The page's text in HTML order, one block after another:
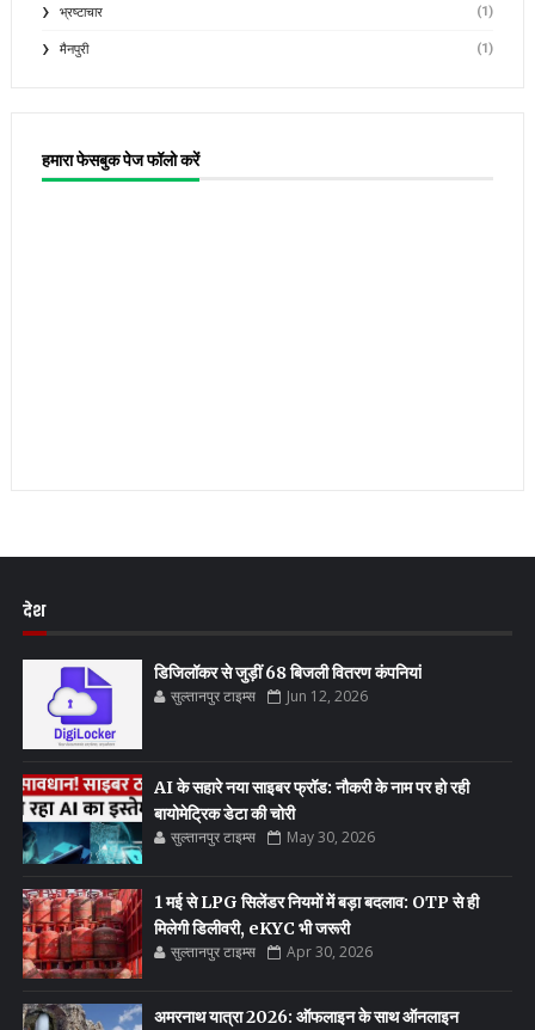
भ्रष्टाचार (1)
मैनपुरी (1)
हमारा फेसबुक पेज फॉलो करें
देश
डिजिलॉकर से जुड़ीं 68 बिजली वितरण कंपनियां
सुल्तानपुर टाइम्स Jun 12, 2026
AI के सहारे नया साइबर फ्रॉड: नौकरी के नाम पर हो रही
बायोमेट्रिक डेटा की चोरी
सुल्तानपुर टाइम्स May 30, 2026
1 मई से LPG सिलेंडर नियमों में बड़ा बदलाव: OTP से ही
मिलेगी डिलीवरी, eKYC भी जरूरी
सुल्तानपुर टाइम्स Apr 30, 2026
अमरनाथ यात्रा 2026: ऑफलाइन के साथ ऑनलाइन